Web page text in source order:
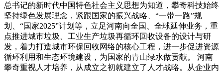
总书记的新时代中国特色社会主义思想为知道，攀奇科技始终
坚持绿色发展理念，紧跟国家的振兴战略、“一带一路”规
划、“国家2025”计划等，立足河南向全国、全球延伸业务，重
点推进城市垃圾、工业生产垃圾再循环回收设备的设计与研
发，着力打造城市环保回收网络的核心工程，进一步促进资源
循环利用和生态环境建设，为国家的青山绿水做贡献。 河南
攀奇重视人才培养，从成立之初就建立了人才战略。从企业内